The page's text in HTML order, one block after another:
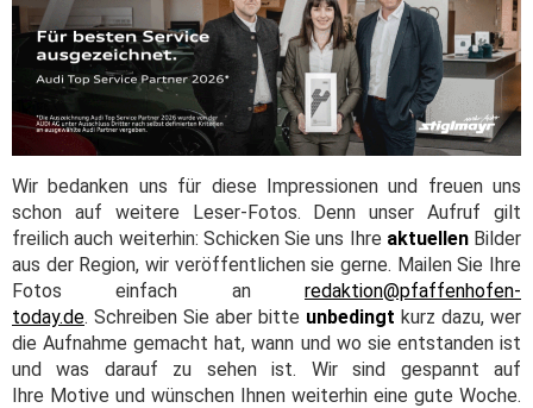
Wir bedanken uns für diese Impressionen und freuen uns
schon auf weitere Leser-Fotos. Denn unser Aufruf gilt
freilich auch weiterhin: Schicken Sie uns Ihre aktuellenBilder
aus der Region, wir veröffentlichen sie gerne. Mailen Sie Ihre
Fotos einfach an redaktion@pfaffenhofen-
today.de. Schreiben Sie aber bitte unbedingt kurz dazu, wer
die Aufnahme gemacht hat, wann und wo sie entstanden ist
und was darauf zu sehen ist. Wir sind gespannt auf
Ihre Motive und wünschen Ihnen weiterhin eine gute Woche.